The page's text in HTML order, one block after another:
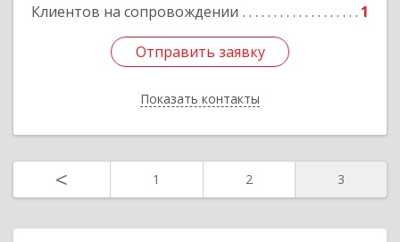
Клиентов на сопровождении 1
Отправить заявку
Показать контакты
Подробнее
Отправить заявку
Назад
< 1 2 3